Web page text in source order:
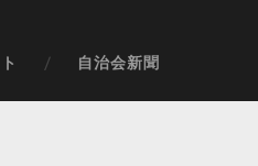
自治会新聞